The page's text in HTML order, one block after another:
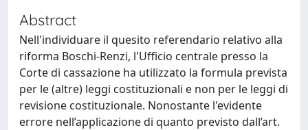
Abstract
Nell'individuare il quesito referendario relativo alla
riforma Boschi-Renzi, l'Ufficio centrale presso la
Corte di cassazione ha utilizzato la formula prevista
per le (altre) leggi costituzionali e non per le leggi di
revisione costituzionale. Nonostante l'evidente
errore nell’applicazione di quanto previsto dall’art.